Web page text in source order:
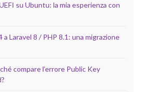
su Ubuntu: la mia esperienza con
a Laravel 8 / PHP 8.1: una migrazione
compare l’errore Public Key